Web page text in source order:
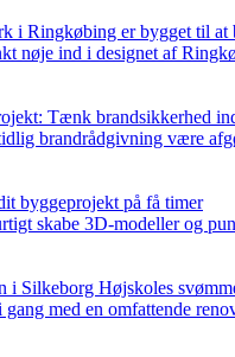
i Ringkøbing er bygget til at
nøje ind i designet af
Tænk brandsikkerhed
brandrådgivning være
byggeprojekt på få timer
skabe 3D-modeller og
i Silkeborg Højskoles
med en omfattende